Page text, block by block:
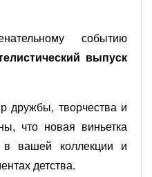
событию
выпуск
дружбы, творчества и
что новая виньетка
в вашей коллекции и
детства.